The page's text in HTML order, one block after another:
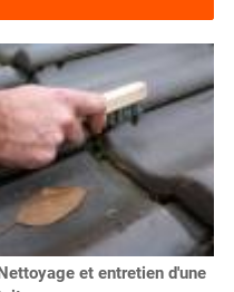
et entretien d'une